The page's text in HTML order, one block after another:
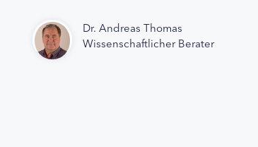
Dr. Andreas Thomas
Wissenschaftlicher Berater